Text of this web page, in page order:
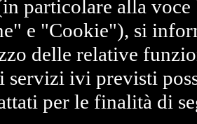
particolare alla
e "Cookie"), si
delle relative
servizi ivi previsti
per le finalità di